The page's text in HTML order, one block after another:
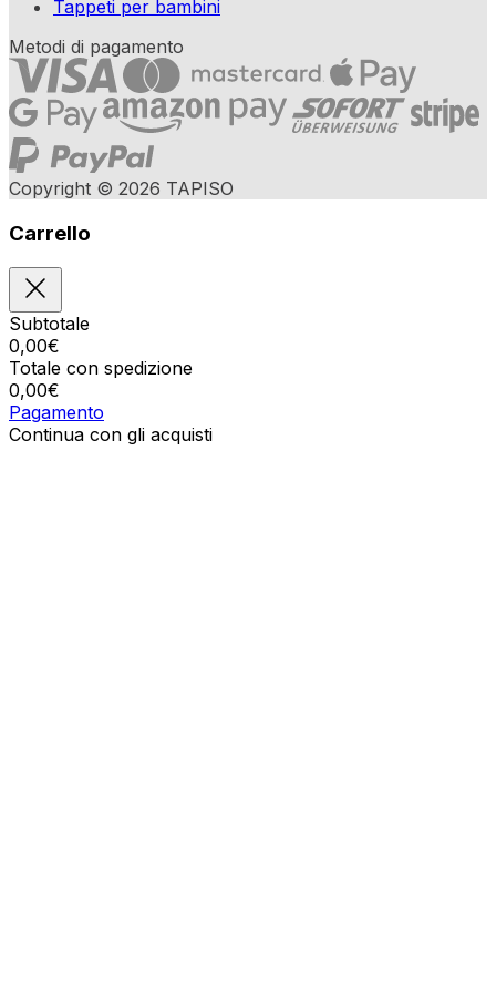
Tappeti per bambini
Metodi di pagamento
Copyright © 2026 TAPISO
Carrello
Subtotale
0,00€
Totale con spedizione
0,00€
Pagamento
Continua con gli acquisti